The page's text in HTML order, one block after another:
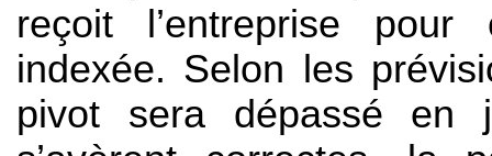
reçoit l’entreprise
indexée. Selon les
pivot sera dépassé en